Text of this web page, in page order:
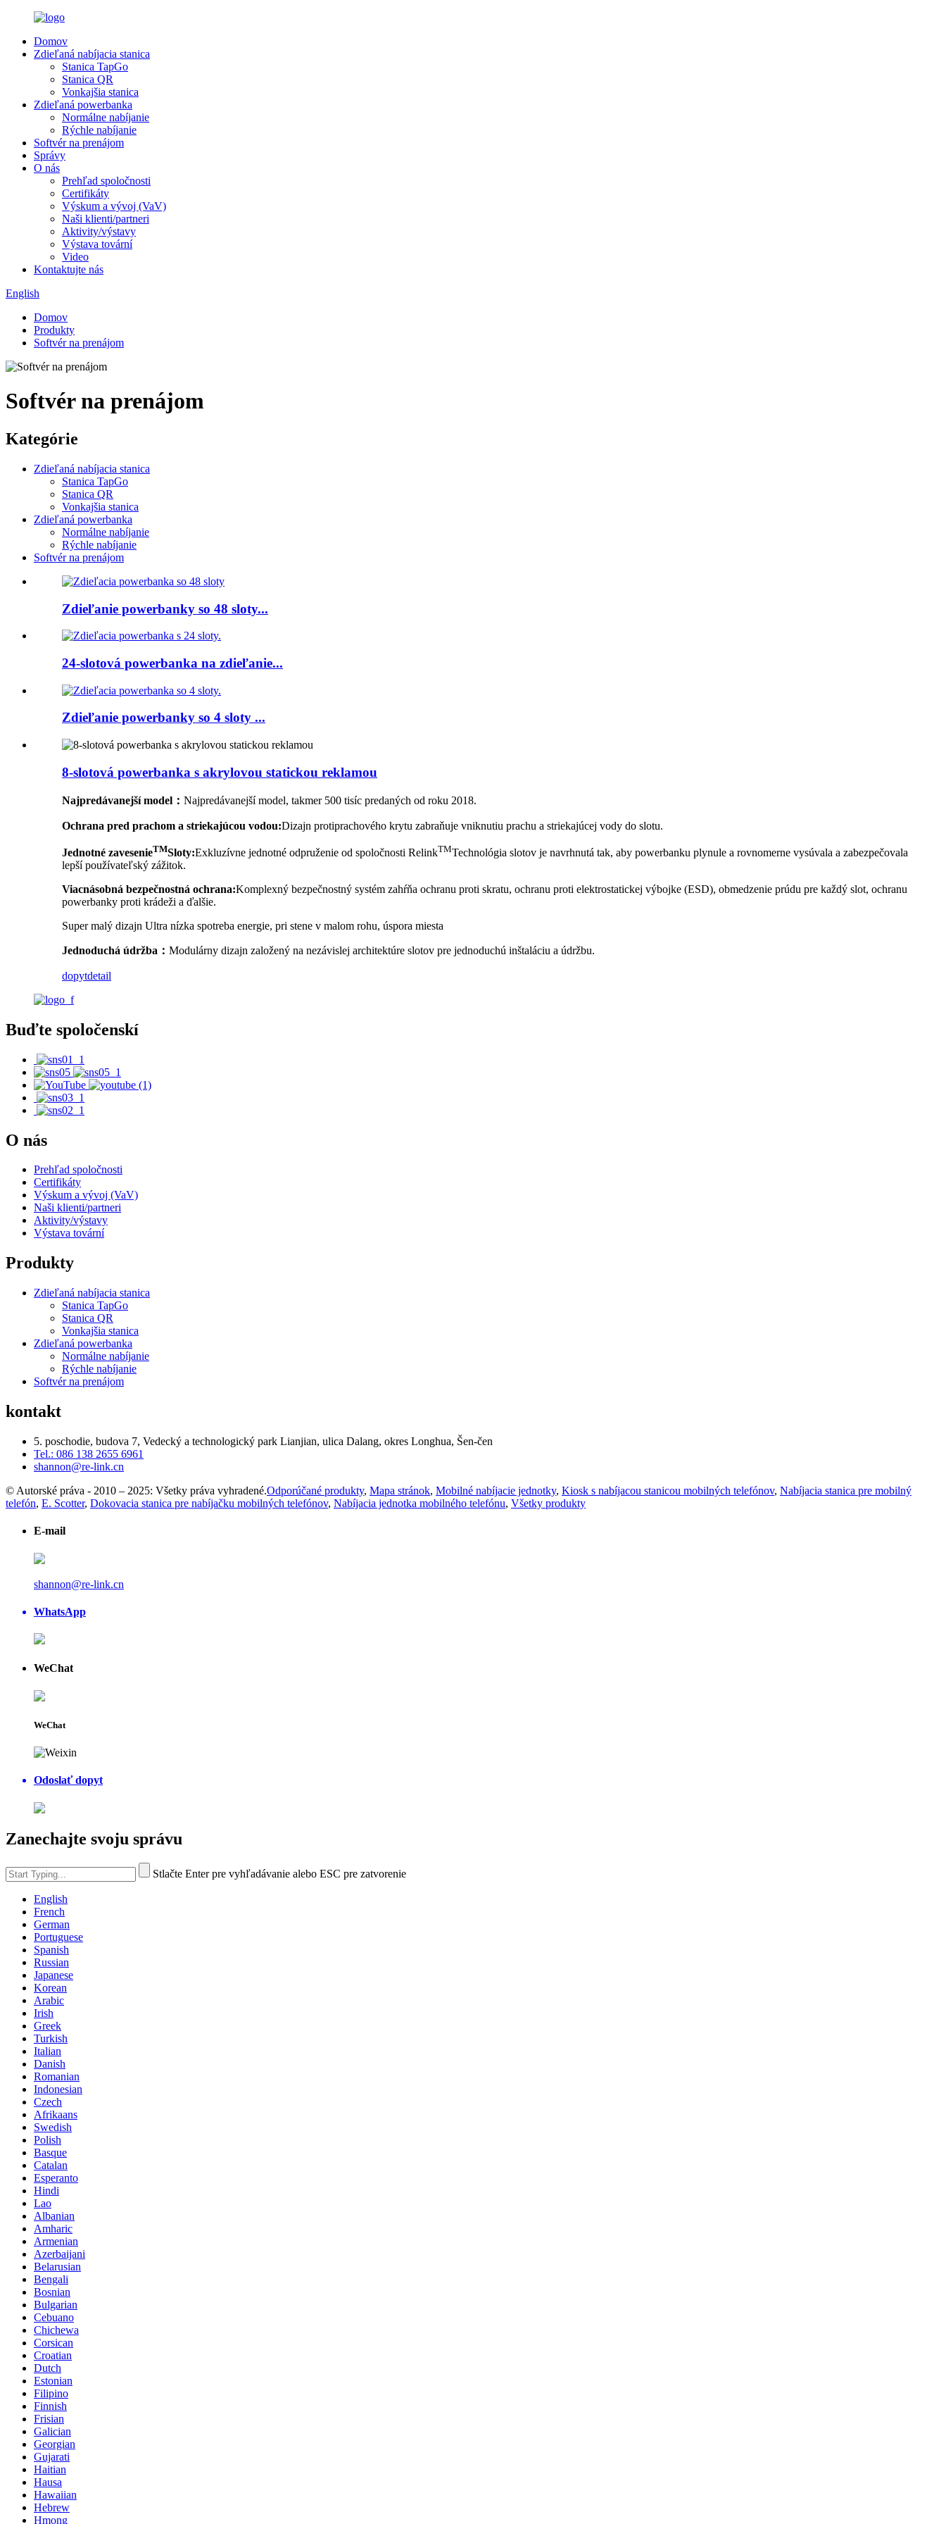
Domov
Zdieľaná nabíjacia stanica
Stanica TapGo
Stanica QR
Vonkajšia stanica
Zdieľaná powerbanka
Normálne nabíjanie
Rýchle nabíjanie
Softvér na prenájom
Správy
O nás
Prehľad spoločnosti
Certifikáty
Výskum a vývoj (VaV)
Naši klienti/partneri
Aktivity/výstavy
Výstava tovární
Video
Kontaktujte nás
English
Domov
Produkty
Softvér na prenájom
Softvér na prenájom
Kategórie
Zdieľaná nabíjacia stanica
Stanica TapGo
Stanica QR
Vonkajšia stanica
Zdieľaná powerbanka
Normálne nabíjanie
Rýchle nabíjanie
Softvér na prenájom
Zdieľanie powerbanky so 48 sloty...
24-slotová powerbanka na zdieľanie...
Zdieľanie powerbanky so 4 sloty ...
8-slotová powerbanka s akrylovou statickou reklamou
Najpredávanejší model： Najpredávanejší model, takmer 500 tisíc predaných od roku 2018.
Ochrana pred prachom a striekajúcou vodou:Dizajn protiprachového krytu zabraňuje vniknutiu prachu a striekajúcej vody do slotu.
Jednotné zavesenieTMSloty:Exkluzívne jednotné odpruženie od spoločnosti RelinkTMTechnológia slotov je navrhnutá tak, aby powerbanku plynule a rovnomerne vysúvala a zabezpečovala
lepší používateľský zážitok.
Viacnásobná bezpečnostná ochrana:Komplexný bezpečnostný systém zahŕňa ochranu proti skratu, ochranu proti elektrostatickej výbojke (ESD), obmedzenie prúdu pre každý slot, ochranu
powerbanky proti krádeži a ďalšie.
Super malý dizajn Ultra nízka spotreba energie, pri stene v malom rohu, úspora miesta
Jednoduchá údržba： Modulárny dizajn založený na nezávislej architektúre slotov pre jednoduchú inštaláciu a údržbu.
dopytdetail
Buďte spoločenskí
O nás
Prehľad spoločnosti
Certifikáty
Výskum a vývoj (VaV)
Naši klienti/partneri
Aktivity/výstavy
Výstava tovární
Produkty
Zdieľaná nabíjacia stanica
Stanica TapGo
Stanica QR
Vonkajšia stanica
Zdieľaná powerbanka
Normálne nabíjanie
Rýchle nabíjanie
Softvér na prenájom
kontakt
5. poschodie, budova 7, Vedecký a technologický park Lianjian, ulica Dalang, okres Longhua, Šen-čen
Tel.: 086 138 2655 6961
shannon@re-link.cn
© Autorské práva - 2010 – 2025: Všetky práva vyhradené.Odporúčané produkty, Mapa stránok, Mobilné nabíjacie jednotky, Kiosk s nabíjacou stanicou mobilných telefónov, Nabíjacia stanica pre mobilný
telefón, E. Scotter, Dokovacia stanica pre nabíjačku mobilných telefónov, Nabíjacia jednotka mobilného telefónu, Všetky produkty
E-mail
shannon@re-link.cn
WhatsApp
WeChat
WeChat
Odoslať dopyt
Zanechajte svoju správu
Stlačte Enter pre vyhľadávanie alebo ESC pre zatvorenie
English
French
German
Portuguese
Spanish
Russian
Japanese
Korean
Arabic
Irish
Greek
Turkish
Italian
Danish
Romanian
Indonesian
Czech
Afrikaans
Swedish
Polish
Basque
Catalan
Esperanto
Hindi
Lao
Albanian
Amharic
Armenian
Azerbaijani
Belarusian
Bengali
Bosnian
Bulgarian
Cebuano
Chichewa
Corsican
Croatian
Dutch
Estonian
Filipino
Finnish
Frisian
Galician
Georgian
Gujarati
Haitian
Hausa
Hawaiian
Hebrew
Hmong